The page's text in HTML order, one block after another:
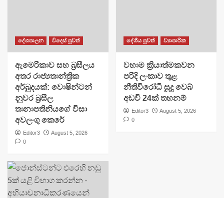
දේශපාලන විදෙස් පුවත්
ඇමෙරිකාව සහ බ්‍රසීලය
අතර රාජ්‍යතාන්ත්‍රික
අර්බුදයක්: වොෂින්ටන්
නුවර බ්‍රසීල
තානාපතිනියගේ වීසා
අවලංගු කෙරේ
Editor3
August 5, 2026
0
දේශීය පුවත් ව්‍යාපාරික
වහාම ක්‍රියාත්මකවන
පරිදි ලංකාව තුළ
නීතිවිරෝධී සූදු වෙබ්
අඩවි 24ක් තහනම්
Editor3
August 5, 2026
0